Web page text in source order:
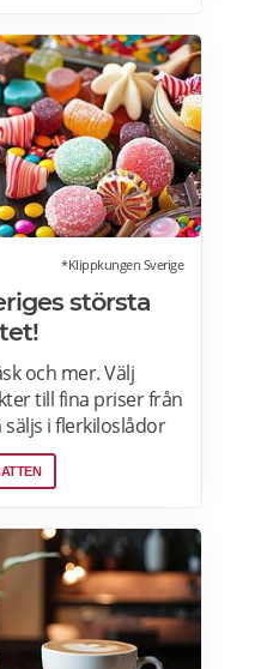
veckan både i butik
för att se
mer om
här.
*Klippkungen Sverige
största
och mer. Välj
till fina priser från
i flerkiloslådor
som